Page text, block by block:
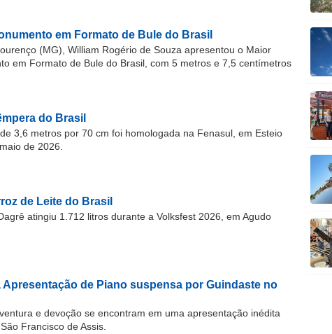
em Formato de Bule do Brasil
(MG), William Rogério de Souza apresentou o Maior
em Formato de Bule do Brasil, com 5 metros e 7,5 centímetros
do Brasil
3,6 metros por 70 cm foi homologada na Fenasul, em Esteio
de 2026.
de Leite do Brasil
atingiu 1.712 litros durante a Volksfest 2026, em Agudo
Apresentação de Piano suspensa por Guindaste no
e devoção se encontram em uma apresentação inédita
Francisco de Assis.